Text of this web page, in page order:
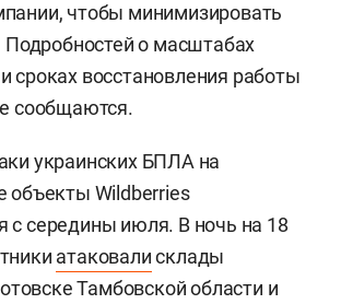
чтобы минимизировать
Подробностей о масштабах
сроках восстановления работы
сообщаются.
украинских БПЛА на
объекты Wildberries
с середины июля. В ночь на 18
атаковалисклады
Тамбовской области и